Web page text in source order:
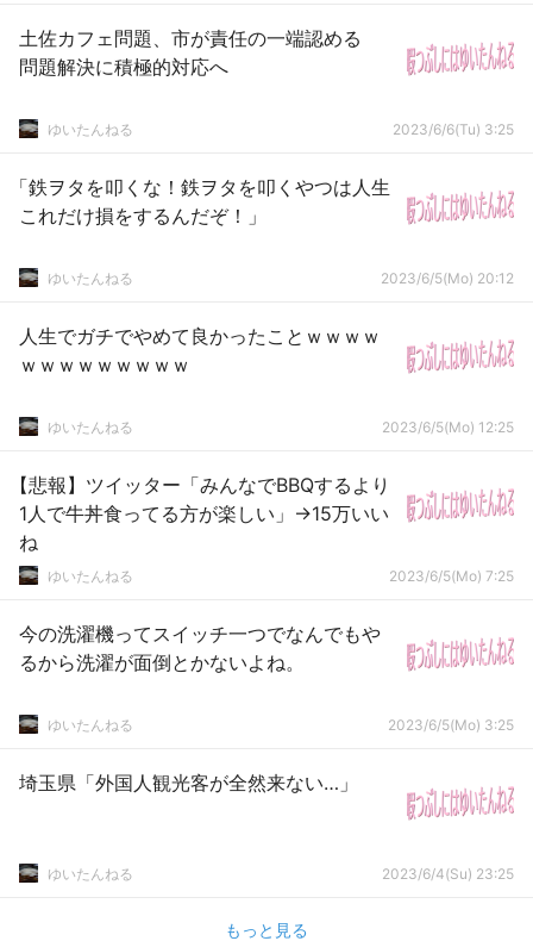
土佐カフェ問題、市が責任の一端認める
問題解決に積極的対応へ
ゆいたんねる 2023/6/6(Tu) 3:25
「鉄ヲタを叩くな！鉄ヲタを叩くやつは人生
これだけ損をするんだぞ！」
ゆいたんねる 2023/6/5(Mo) 20:12
人生でガチでやめて良かったことｗｗｗｗ
ｗｗｗｗｗｗｗｗｗ
ゆいたんねる 2023/6/5(Mo) 12:25
【悲報】ツイッター「みんなでBBQするより
1人で牛丼食ってる方が楽しい」→15万いい
ね
ゆいたんねる 2023/6/5(Mo) 7:25
今の洗濯機ってスイッチ一つでなんでもや
るから洗濯が面倒とかないよね。
ゆいたんねる 2023/6/5(Mo) 3:25
埼玉県「外国人観光客が全然来ない…」
ゆいたんねる 2023/6/4(Su) 23:25
もっと見る